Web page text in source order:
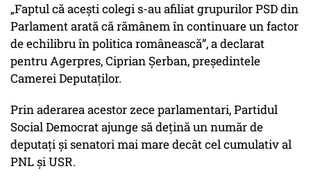
„Faptul că acești colegi s-au afiliat grupurilor PSD din
Parlament arată că rămânem în continuare un factor
de echilibru în politica românească”, a declarat
pentru Agerpres, Ciprian Șerban, președintele
Camerei Deputaților.
Prin aderarea acestor zece parlamentari, Partidul
Social Democrat ajunge să dețină un număr de
deputați și senatori mai mare decât cel cumulativ al
PNL și USR.